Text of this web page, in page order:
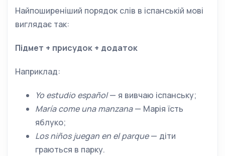
Найпоширеніший порядок слів в іспанській мові
виглядає так:
Підмет + присудок + додаток
Наприклад:
Yo estudio español— я вивчаю іспанську;
María come una manzana— Марія їсть
яблуко;
Los niños juegan en el parque— діти
граються в парку.